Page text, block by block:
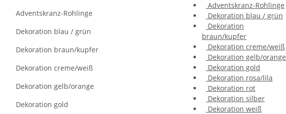
Adventskranz-Rohlinge
Dekoration blau / grün
Dekoration
braun/kupfer
Dekoration creme/weiß
Dekoration gelb/orange
Dekoration gold
Dekoration rosa/lila
Dekoration rot
Dekoration silber
Dekoration weiß
Adventskranz-Rohlinge
Dekoration blau / grün
Dekoration braun/kupfer
Dekoration creme/weiß
Dekoration gelb/orange
Dekoration gold